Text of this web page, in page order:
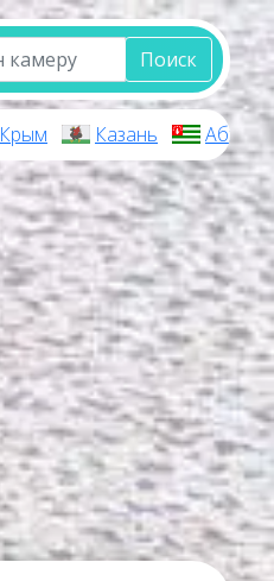
Поиск
Крым Казань